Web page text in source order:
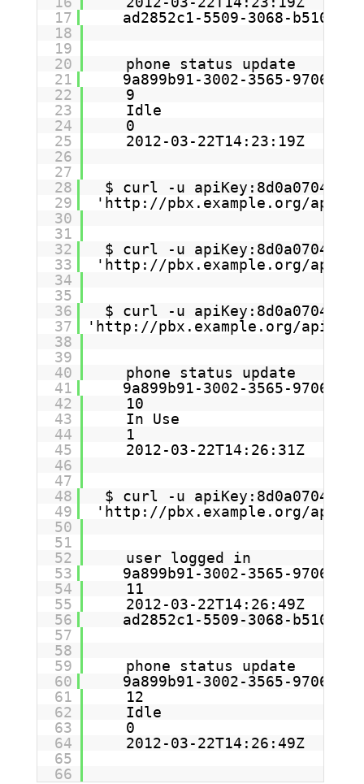
17
ad2852c1-5509-3068-b510-
18
19
20
phone status update
21
9a899b91-3002-3565-9706-
22
9
23
Idle
24
0
25
2012-03-22T14:23:19Z
26
27
28
$ curl -u
29
' http://pbx.example.org/apis/
30
31
32
$ curl -u
33
' http://pbx.example.org/apis/
34
35
36
$ curl -u
37
' http://pbx.example.org/apis/
38
39
40
phone status update
41
9a899b91-3002-3565-9706-
42
10
43
In Use
44
1
45
2012-03-22T14:26:31Z
46
47
48
$ curl -u
49
' http://pbx.example.org/apis/
50
51
52
user logged in
53
9a899b91-3002-3565-9706-
54
11
55
2012-03-22T14:26:49Z
56
ad2852c1-5509-3068-b510-
57
58
59
phone status update
60
9a899b91-3002-3565-9706-
61
12
62
Idle
63
0
64
2012-03-22T14:26:49Z
65
66